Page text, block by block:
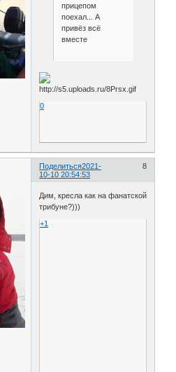
прицепом
поехал... А
привёз всё
вместе
0
Поделиться 8
2021-
10-10 20:54:53
Дим, кресла как на фанатской
трибуне?)))
+1